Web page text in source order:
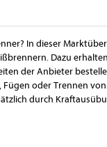
In dieser
Dazu
der Anbieter
oder Trennen
durch